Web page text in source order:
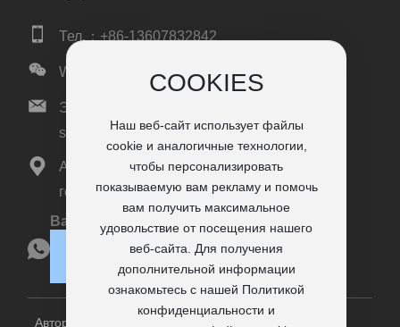
Тел.：+86-13607832842
WeChat: johnlee0706
Электронная почта:
sales@vrdiamondtools.com
Адрес: № 168#, Fuli Road, район Сюфэн,
город Гуйлинь, провинция Гуанси, Китай
Ватсап
COOKIES
Наш веб-сайт использует файлы
cookie и аналогичные технологии,
чтобы персонализировать
показываемую вам рекламу и помочь
вам получить максимальное
удовольствие от посещения нашего
веб-сайта. Для получения
дополнительной информации
ознакомьтесь с нашей Политикой
конфиденциальности и
Авторские права © 2024 АЛМАЗНЫЕ